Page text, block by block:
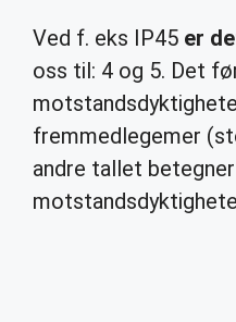
Ved f. eks IP45 er
oss til: 4 og 5. Det
fremmedlegemer
andre tallet betegner